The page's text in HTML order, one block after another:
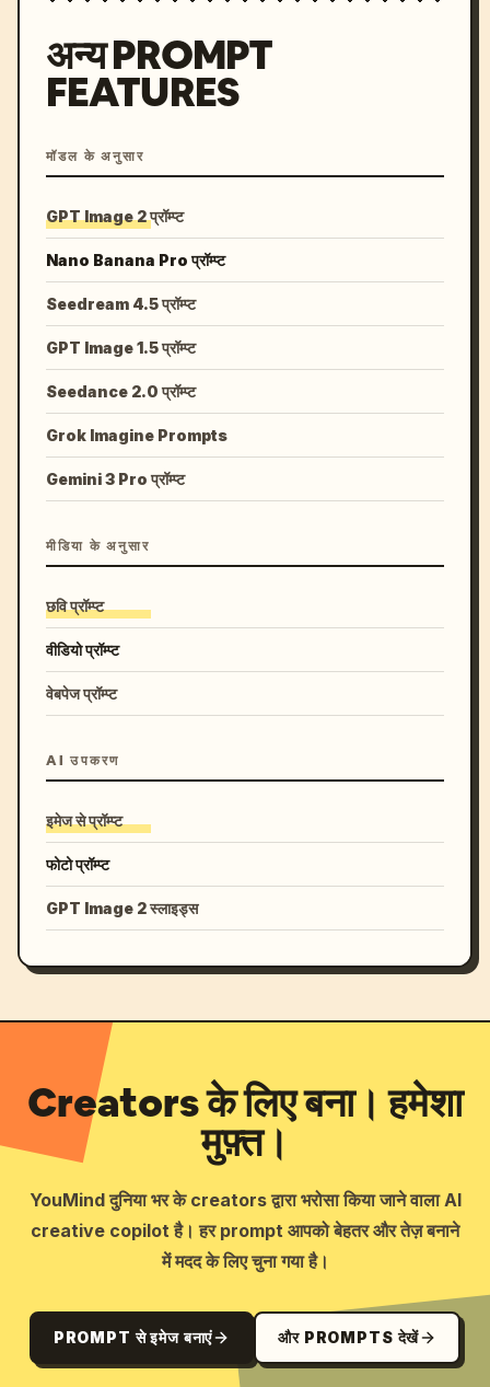
अन्य PROMPT
FEATURES
मॉडल के अनुसार
GPT Image 2 प्रॉम्प्ट
Nano Banana Pro प्रॉम्प्ट
Seedream 4.5 प्रॉम्प्ट
GPT Image 1.5 प्रॉम्प्ट
Seedance 2.0 प्रॉम्प्ट
Grok Imagine Prompts
Gemini 3 Pro प्रॉम्प्ट
मीडिया के अनुसार
छवि प्रॉम्प्ट
वीडियो प्रॉम्प्ट
वेबपेज प्रॉम्प्ट
AI उपकरण
इमेज से प्रॉम्प्ट
फोटो प्रॉम्प्ट
GPT Image 2 स्लाइड्स
Creators के लिए बना। हमेशा
मुफ़्त।
YouMind दुनिया भर के creators द्वारा भरोसा किया जाने वाला AI
creative copilot है। हर prompt आपको बेहतर और तेज़ बनाने
में मदद के लिए चुना गया है।
PROMPT से इमेज बनाएं और PROMPTS देखें